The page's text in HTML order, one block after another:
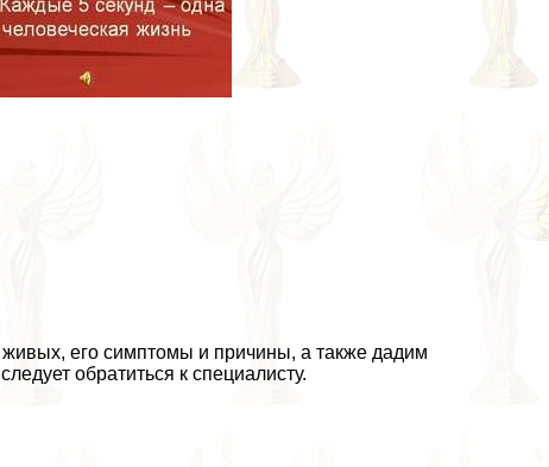
его симптомы и причины, а также дадим
обратиться к специалисту.